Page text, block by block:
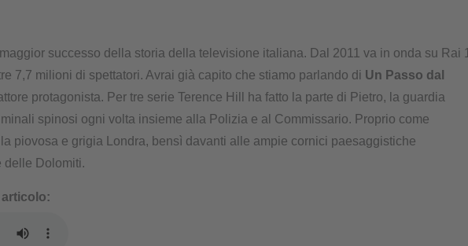
successo della storia della televisione italiana. Dal 2011 va in onda su Rai 1
7,7 milioni di spettatori. Avrai già capito che stiamo parlando di Un Passo dal
protagonista. Per tre serie Terence Hill ha fatto la parte di Pietro, la guardia
spinosi ogni volta insieme alla Polizia e al Commissario. Proprio come
piovosa e grigia Londra, bensì davanti alle ampie cornici paesaggistiche
delle Dolomiti.